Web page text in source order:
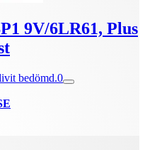
9V/6LR61, Plus
bedömd.0